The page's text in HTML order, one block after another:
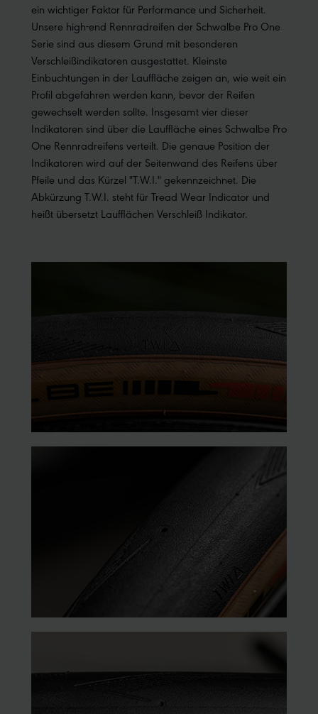
ein wichtiger Faktor für Performance und Sicherheit.
Unsere high-end Rennradreifen der Schwalbe Pro One
Serie sind aus diesem Grund mit besonderen
Verschleißindikatoren ausgestattet. Kleinste
Einbuchtungen in der Lauffläche zeigen an, wie weit ein
Profil abgefahren werden kann, bevor der Reifen
gewechselt werden sollte. Insgesamt vier dieser
Indikatoren sind über die Lauffläche eines Schwalbe Pro
One Rennradreifens verteilt. Die genaue Position der
Indikatoren wird auf der Seitenwand des Reifens über
Pfeile und das Kürzel "T.W.I." gekennzeichnet. Die
Abkürzung T.W.I. steht für Tread Wear Indicator und
heißt übersetzt Laufflächen Verschleiß Indikator.